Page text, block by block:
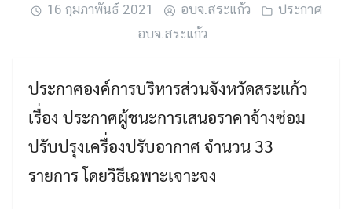
16 กุมภาพันธ์ 2021 อบจ.สระแก้ว
ประกาศ
อบจ.สระแก้ว
ประกาศองค์การบริหารส่วนจังหวัดสระแก้ว
เรื่อง ประกาศผู้ชนะการเสนอราคาจ้างซ่อม
ปรับปรุงเครื่องปรับอากาศ จำนวน 33
รายการ โดยวิธีเฉพาะเจาะจง